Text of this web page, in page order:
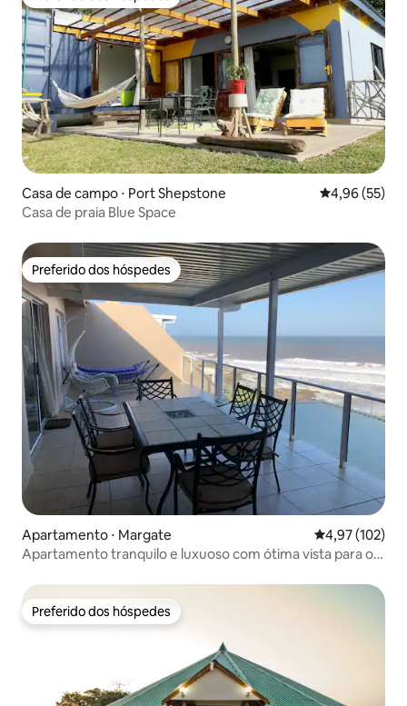
Casa de campo ⋅ Port Shepstone 4,96 de uma
4,96 (55)
Casa de praia Blue Space
Preferido dos hóspedes
Preferido dos hóspedes
Apartamento ⋅ Margate 4,97 de uma
4,97 (102)
Apartamento tranquilo e luxuoso com ótima vista para o
Preferido dos hóspedes
Preferido dos hóspedes